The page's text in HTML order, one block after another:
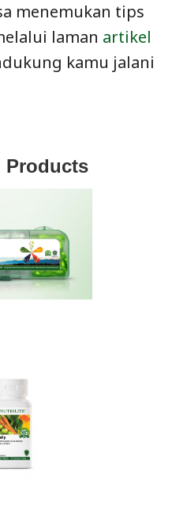
menemukan tips
laman artikel
kamu jalani
Products